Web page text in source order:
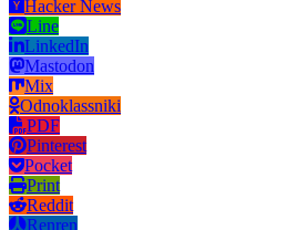
Hacker News
Line
LinkedIn
Mastodon
Mix
Odnoklassniki
PDF
Pinterest
Pocket
Print
Reddit
Renren